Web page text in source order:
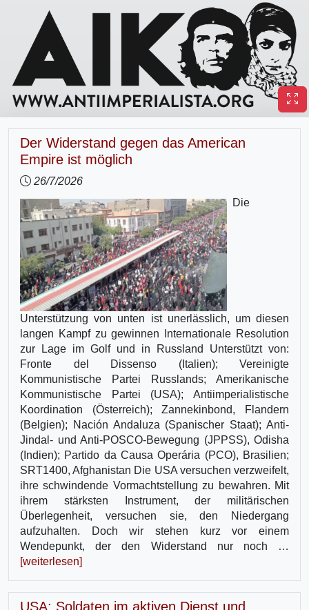
Der Widerstand gegen das American
Empire ist möglich
26/7/2026
Die
Unterstützung von unten ist unerlässlich, um diesen
langen Kampf zu gewinnen Internationale Resolution
zur Lage im Golf und in Russland Unterstützt von:
Fronte del Dissenso (Italien); Vereinigte
Kommunistische Partei Russlands; Amerikanische
Kommunistische Partei (USA); Antiimperialistische
Koordination (Österreich); Zannekinbond, Flandern
(Belgien); Nación Andaluza (Spanischer Staat); Anti-
Jindal- und Anti-POSCO-Bewegung (JPPSS), Odisha
(Indien); Partido da Causa Operária (PCO), Brasilien;
SRT1400, Afghanistan Die USA versuchen verzweifelt,
ihre schwindende Vormachtstellung zu bewahren. Mit
ihrem stärksten Instrument, der militärischen
Überlegenheit, versuchen sie, den Niedergang
aufzuhalten. Doch wir stehen kurz vor einem
Wendepunkt, der den Widerstand nur noch …
[weiterlesen]
USA: Soldaten im aktiven Dienst und